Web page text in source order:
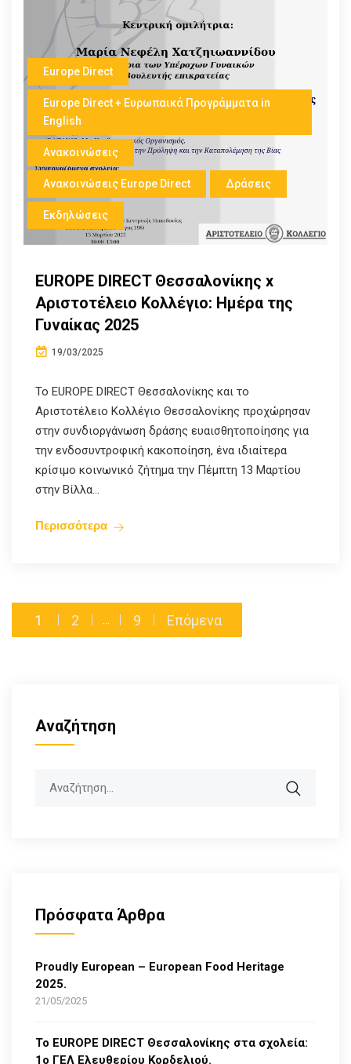
Europe Direct
Europe Direct + Ευρωπαικά Προγράμματα in
English
Ανακοινώσεις
Ανακοινώσεις Europe Direct Δράσεις
Εκδηλώσεις
EUROPE DIRECT Θεσσαλονίκης x
Αριστοτέλειο Κολλέγιο: Ημέρα της
Γυναίκας 2025
19/03/2025
Το EUROPE DIRECT Θεσσαλονίκης και το
Αριστοτέλειο Κολλέγιο Θεσσαλονίκης προχώρησαν
στην συνδιοργάνωση δράσης ευαισθητοποίησης για
την ενδοσυντροφική κακοποίηση, ένα ιδιαίτερα
κρίσιμο κοινωνικό ζήτημα την Πέμπτη 13 Μαρτίου
στην Βίλλα...
Περισσότερα
1 2 … 9 Επόμενα
Αναζήτηση
Πρόσφατα Άρθρα
Proudly European – European Food Heritage
2025.
21/05/2025
Το EUROPE DIRECT Θεσσαλονίκης στα σχολεία:
1ο ΓΕΛ Ελευθερίου Κορδελιού.